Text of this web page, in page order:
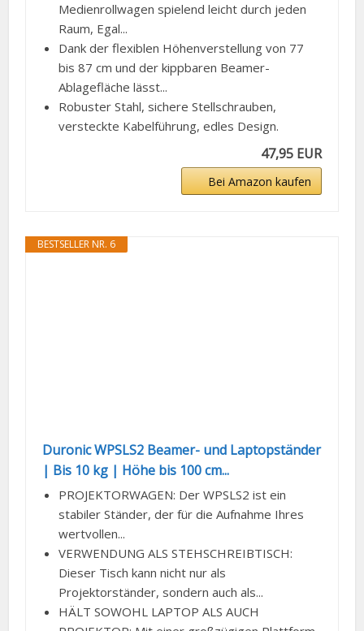
Medienrollwagen spielend leicht durch jeden
Raum, Egal...
Dank der flexiblen Höhenverstellung von 77
bis 87 cm und der kippbaren Beamer-
Ablagefläche lässt...
Robuster Stahl, sichere Stellschrauben,
versteckte Kabelführung, edles Design.
47,95 EUR
Bei Amazon kaufen
BESTSELLER NR. 6
Duronic WPSLS2 Beamer- und Laptopständer
| Bis 10 kg | Höhe bis 100 cm...
PROJEKTORWAGEN: Der WPSLS2 ist ein
stabiler Ständer, der für die Aufnahme Ihres
wertvollen...
VERWENDUNG ALS STEHSCHREIBTISCH:
Dieser Tisch kann nicht nur als
Projektorständer, sondern auch als...
HÄLT SOWOHL LAPTOP ALS AUCH